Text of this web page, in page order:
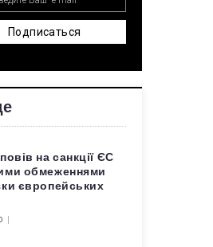
Подписаться
на санкції ЄС
обмеженнями
європейських